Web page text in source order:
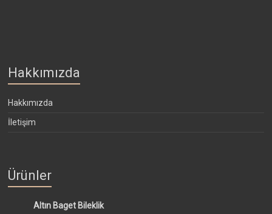
Hakkımızda
Hakkımızda
İletişim
Ürünler
Altın Baget Bileklik